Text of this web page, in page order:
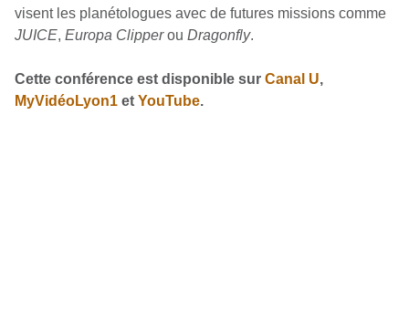
visent les planétologues avec de futures missions comme
JUICE, Europa Clipperou Dragonfly.
Cette conférence est disponible sur Canal U,
MyVidéoLyon1 et YouTube.